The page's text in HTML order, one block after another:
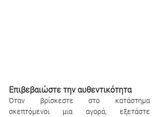
Επιβεβαιώστε την αυθεντικότητα
Όταν βρίσκεστε στο κατάστημα
σκεπτόμενοι μια αγορά, εξετάστε